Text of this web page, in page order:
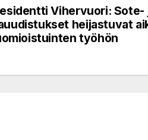
Vihervuori: Sote-
heijastuvat
työhön